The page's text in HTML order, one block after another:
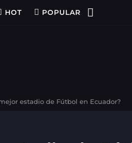
HOT POPULAR
estadio de Fútbol en Ecuador?